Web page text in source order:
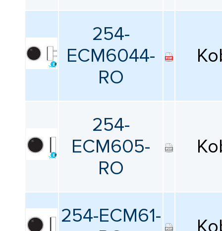
254-
ECM6044-
RO
254-
ECM605-
RO
254-ECM61-